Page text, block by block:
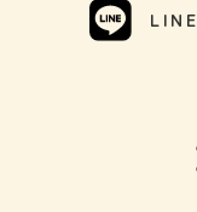
LINE